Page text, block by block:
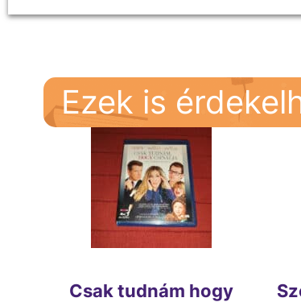
Ezek is
Csak tudnám hogy